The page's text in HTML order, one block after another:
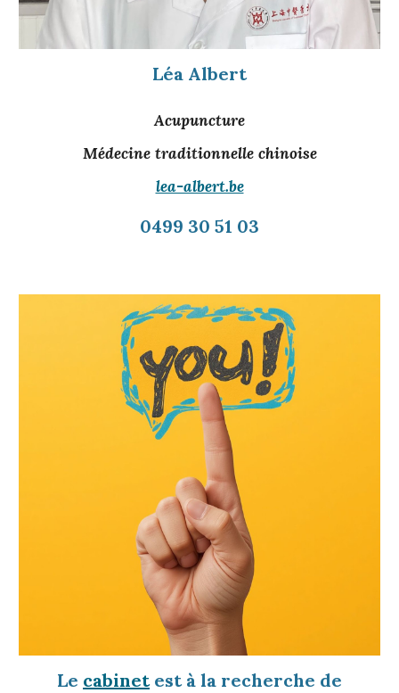
Léa Albert
Acupuncture
Médecine traditionnelle chinoise
lea-albert.be
0499 30 51 03
Le cabinetest à la recherche de